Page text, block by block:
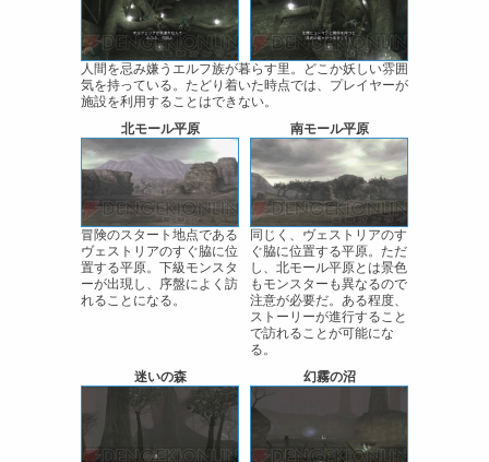
人間を忌み嫌うエルフ族が暮らす里。どこか妖しい雰囲
気を持っている。たどり着いた時点では、プレイヤーが
施設を利用することはできない。
北モール平原
南モール平原
冒険のスタート地点である
ヴェストリアのすぐ脇に位
置する平原。下級モンスタ
ーが出現し、序盤によく訪
れることになる。
同じく、ヴェストリアのす
ぐ脇に位置する平原。ただ
し、北モール平原とは景色
もモンスターも異なるので
注意が必要だ。ある程度、
ストーリーが進行すること
で訪れることが可能にな
る。
迷いの森
幻霧の沼